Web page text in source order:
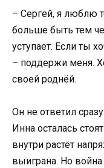
– Сергей, я люблю
больше быть тем
уступает. Если ты
– поддержи меня.
своей роднёй.
Он не ответил
Инна осталась
внутри растёт
выиграна. Но война